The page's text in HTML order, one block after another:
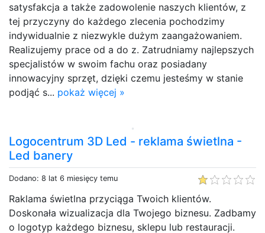
satysfakcja a także zadowolenie naszych klientów, z
tej przyczyny do każdego zlecenia pochodzimy
indywidualnie z niezwykle dużym zaangażowaniem.
Realizujemy prace od a do z. Zatrudniamy najlepszych
specjalistów w swoim fachu oraz posiadany
innowacyjny sprzęt, dzięki czemu jesteśmy w stanie
podjąć s... pokaż więcej »
Logocentrum 3D Led - reklama świetlna -
Led banery
Dodano: 8 lat 6 miesięcy temu
Raklama świetlna przyciąga Twoich klientów.
Doskonała wizualizacja dla Twojego biznesu. Zadbamy
o logotyp każdego biznesu, sklepu lub restauracji.